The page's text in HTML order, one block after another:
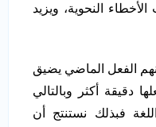
النحوية، ويزيد
الفعل الماضي يضيق
دقيقة أكثر وبالتالي
فبذلك نستنتج أن